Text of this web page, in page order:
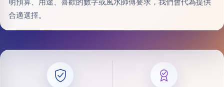
明預算、用途、喜歡的數字或風水師傅要求，我們會代為提供
合適選擇。